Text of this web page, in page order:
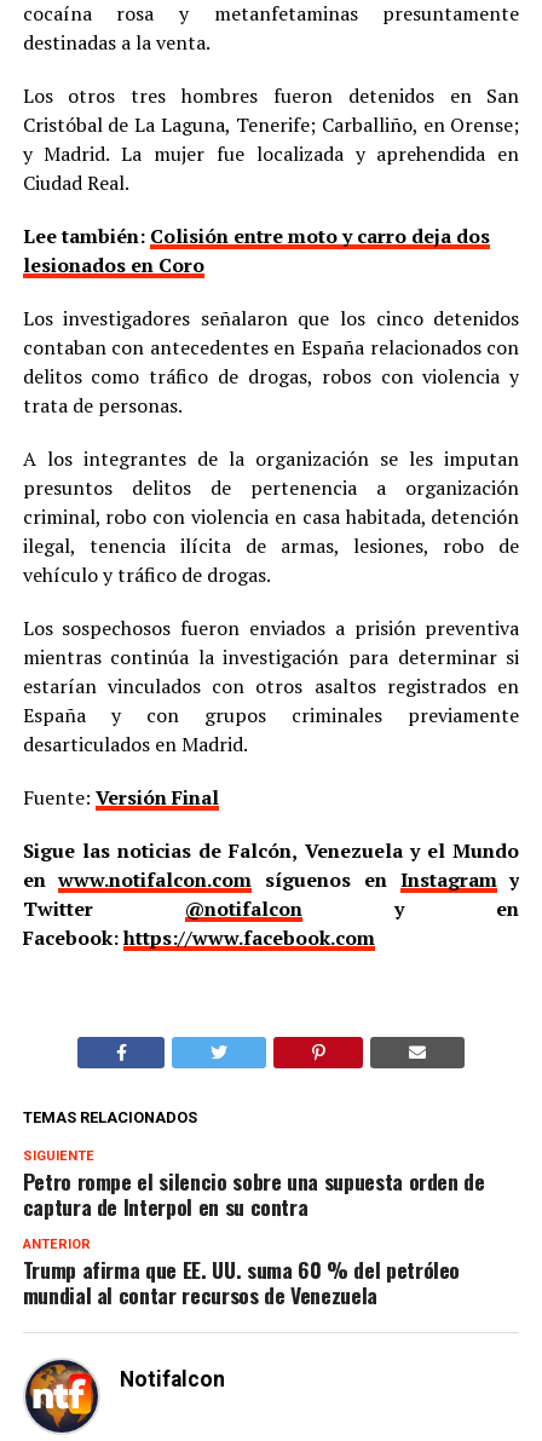
cocaína rosa y metanfetaminas presuntamente
destinadas a la venta.
Los otros tres hombres fueron detenidos en San
Cristóbal de La Laguna, Tenerife; Carballiño, en Orense;
y Madrid. La mujer fue localizada y aprehendida en
Ciudad Real.
Lee también: Colisión entre moto y carro deja dos
lesionados en Coro
Los investigadores señalaron que los cinco detenidos
contaban con antecedentes en España relacionados con
delitos como tráfico de drogas, robos con violencia y
trata de personas.
A los integrantes de la organización se les imputan
presuntos delitos de pertenencia a organización
criminal, robo con violencia en casa habitada, detención
ilegal, tenencia ilícita de armas, lesiones, robo de
vehículo y tráfico de drogas.
Los sospechosos fueron enviados a prisión preventiva
mientras continúa la investigación para determinar si
estarían vinculados con otros asaltos registrados en
España y con grupos criminales previamente
desarticulados en Madrid.
Fuente: Versión Final
Sigue las noticias de Falcón, Venezuela y el Mundo
enwww.notifalcon.com síguenos en Instagramy
Twitter @notifalcony en
Facebook:https://www.facebook.com
TEMAS RELACIONADOS
SIGUIENTE
Petro rompe el silencio sobre una supuesta orden de
captura de Interpol en su contra
ANTERIOR
Trump afirma que EE. UU. suma 60 % del petróleo
mundial al contar recursos de Venezuela
Notifalcon